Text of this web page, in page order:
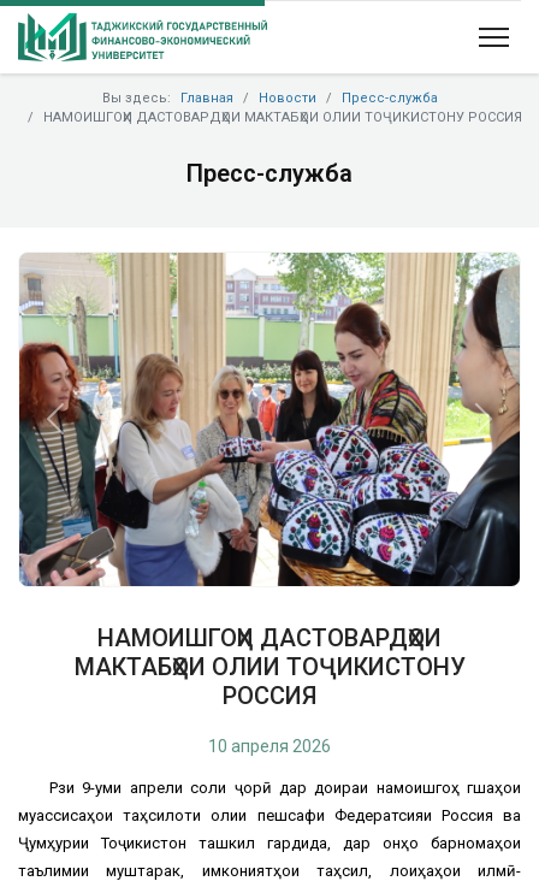
Вы здесь: Главная Новости
Пресс-служба
НАМОИШГОҲИ ДАСТОВАРДҲОИ МАКТАБҲОИ ОЛИИ ТОҶИКИСТОНУ РОССИЯ
Пресс-служба
Previous Next
НАМОИШГОҲИ ДАСТОВАРДҲОИ
МАКТАБҲОИ ОЛИИ ТОҶИКИСТОНУ
РОССИЯ
10 апреля 2026
Рӯзи 9-уми апрели соли ҷорӣ дар доираи намоишгоҳ гӯшаҳои
муассисаҳои таҳсилоти олии пешсафи Федератсияи Россия ва
Ҷумҳурии Тоҷикистон ташкил гардида, дар онҳо барномаҳои
таълимии муштарак, имкониятҳои таҳсил, лоиҳаҳои илмӣ-